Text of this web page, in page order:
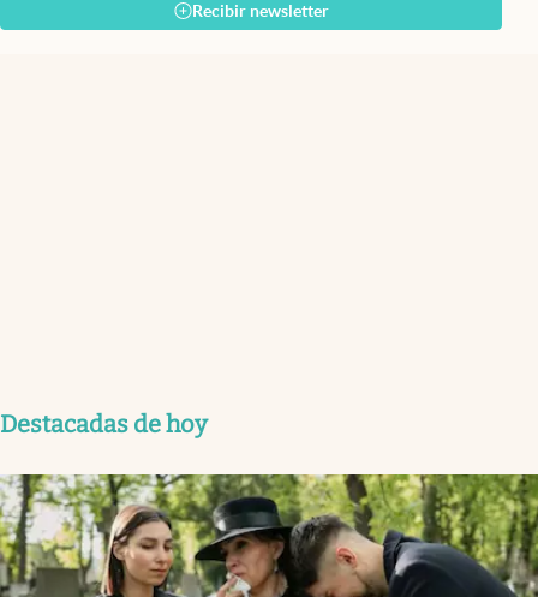
Recibir newsletter
Destacadas de hoy